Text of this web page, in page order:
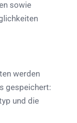
sowie
werden
gespeichert:
und die